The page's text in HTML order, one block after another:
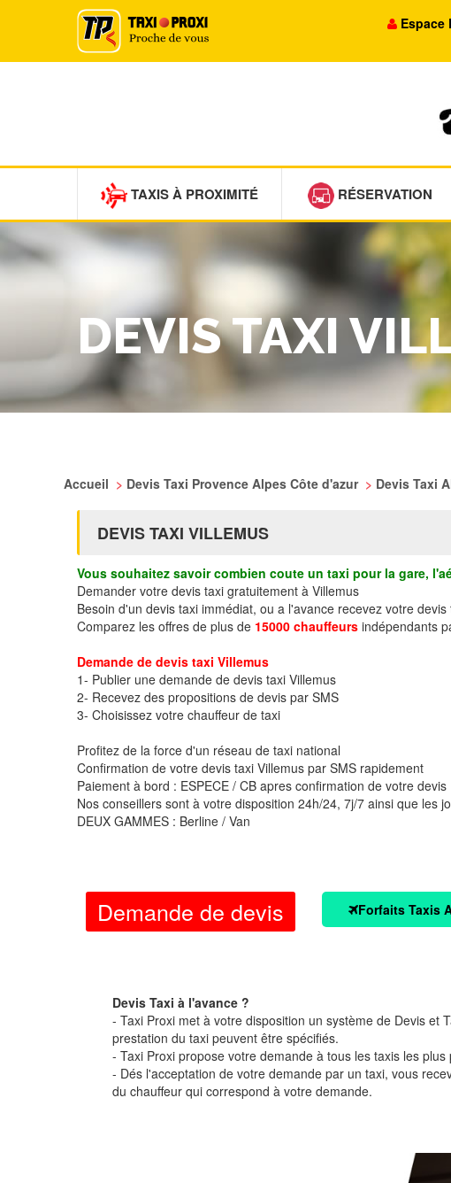
Espace
TAXIS À PROXIMITÉ RÉSERVATION
DEVIS TAXI
Accueil > Devis Taxi Provence Alpes Côte d'azur > Devis Taxi
DEVIS TAXI VILLEMUS
Vous souhaitez savoir combien coute un taxi pour la gare,
Demander votre devis taxi gratuitement à Villemus
Besoin d'un devis taxi immédiat, ou a l'avance recevez votre
Comparez les offres de plus de 15000 chauffeurs indépendants
Demande de devis taxi Villemus
1- Publier une demande de devis taxi Villemus
2- Recevez des propositions de devis par SMS
3- Choisissez votre chauffeur de taxi
Profitez de la force d'un réseau de taxi national
Confirmation de votre devis taxi Villemus par SMS rapidement
Paiement à bord : ESPECE / CB apres confirmation de votre devis
Nos conseillers sont à votre disposition 24h/24, 7j/7 ainsi que les
DEUX GAMMES : Berline / Van
Demande de devis Forfaits Taxis
Devis Taxi à l'avance ?
- Taxi Proxi met à votre disposition un système de Devis et
prestation du taxi peuvent être spécifiés.
- Taxi Proxi propose votre demande à tous les taxis les plus
- Dés l'acceptation de votre demande par un taxi, vous
du chauffeur qui correspond à votre demande.